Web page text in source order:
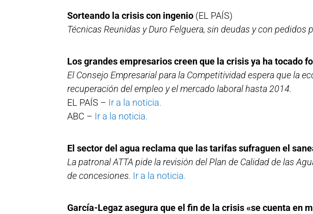
Sorteando la crisis con ingenio (EL PAÍS)
Técnicas Reunidas y Duro Felguera, sin deudas y con pedidos
Los grandes empresarios creen que la crisis ya ha tocado
El Consejo Empresarial para la Competitividad espera que la
recuperación del empleo y el mercado laboral hasta 2014.
EL PAÍS – Ir a la noticia.
ABC – Ir a la noticia.
El sector del agua reclama que las tarifas sufraguen el
La patronal ATTA pide la revisión del Plan de Calidad de las
de concesiones. Ir a la noticia.
García-Legaz asegura que el fin de la crisis «se cuenta en